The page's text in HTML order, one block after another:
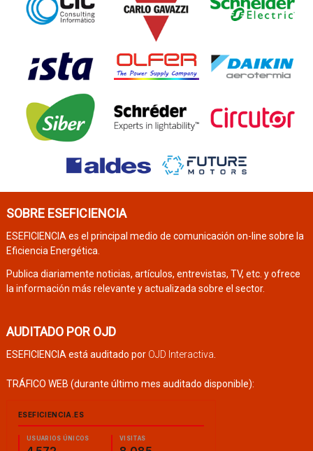
SOBRE ESEFICIENCIA
ESEFICIENCIA es el principal medio de comunicación on-line sobre la
Eficiencia Energética.
Publica diariamente noticias, artículos, entrevistas, TV, etc. y ofrece
la información más relevante y actualizada sobre el sector.
AUDITADO POR OJD
ESEFICIENCIA está auditado por OJD Interactiva.
TRÁFICO WEB (durante último mes auditado disponible):